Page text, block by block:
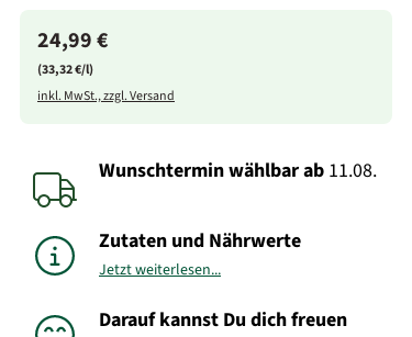
24,99 €
(33,32 €/l)
inkl. MwSt., zzgl. Versand
Wunschtermin wählbarab 11.08.
Zutaten und Nährwerte
Jetzt weiterlesen...
Darauf kannst Du dich freuen